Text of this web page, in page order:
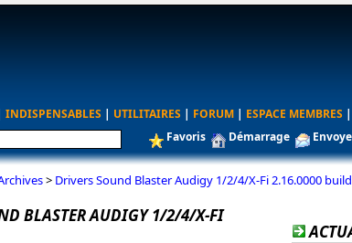
INDISPENSABLES | UTILITAIRES | FORUM | ESPACE MEMBRES |
Favoris Démarrage
> Drivers Sound Blaster Audigy 1/2/4/X-Fi 2.16.0000
BLASTER AUDIGY 1/2/4/X-FI